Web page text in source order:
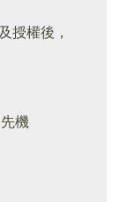
授權後，
機